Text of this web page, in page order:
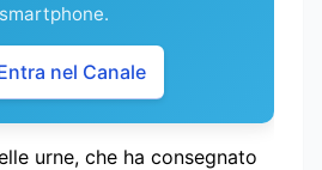
smartphone.
nel Canale
urne, che ha consegnato